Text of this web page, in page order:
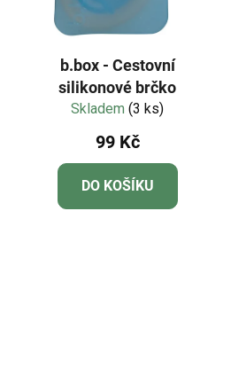
b.box - Cestovní
silikonové brčko
Skladem(3 ks)
99 Kč
DO KOŠÍKU